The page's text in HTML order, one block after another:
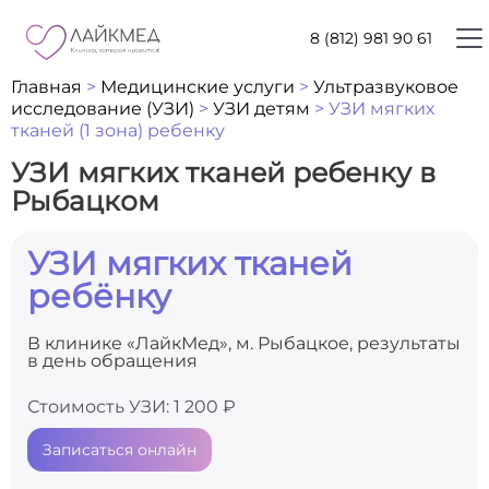
8 (812) 981 90 61
Главная > Медицинские услуги > Ультразвуковое
исследование (УЗИ) > УЗИ детям > УЗИ мягких
тканей (1 зона) ребенку
УЗИ мягких тканей ребенку в
Рыбацком
УЗИ мягких тканей
ребёнку
В клинике «ЛайкМед», м. Рыбацкое, результаты
в день обращения
Стоимость УЗИ: 1 200 ₽
Записаться онлайн